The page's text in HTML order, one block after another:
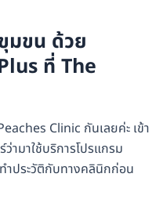
มขน ด้วย
ที่ The
Clinic กันเลยค่ะ เข้า
ามาใช้บริการโปรแกรม
ำประวัติกับทางคลินิกก่อน